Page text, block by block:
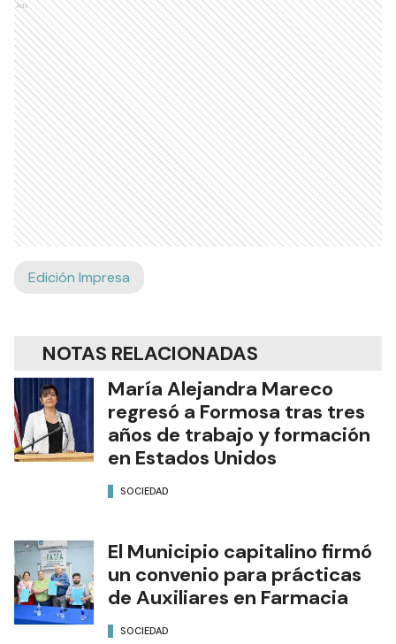
Ads
Edición Impresa
NOTAS RELACIONADAS
María Alejandra Mareco
regresó a Formosa tras tres
años de trabajo y formación
en Estados Unidos
SOCIEDAD
El Municipio capitalino firmó
un convenio para prácticas
de Auxiliares en Farmacia
SOCIEDAD